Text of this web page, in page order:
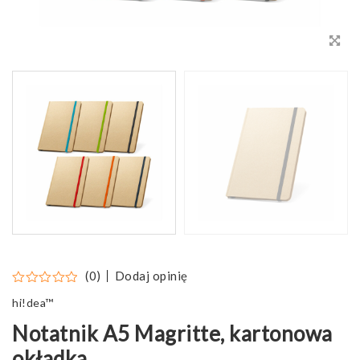
(0) Dodaj opinię
hi!dea™
Notatnik A5 Magritte, kartonowa